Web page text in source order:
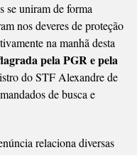
se uniram de forma
nos deveres de proteção
na manhã desta
pela PGR e pela
do STF Alexandre de
de busca e
relaciona diversas